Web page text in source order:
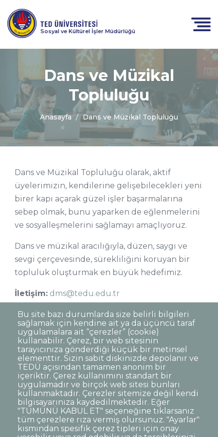
Sosyal ve Kültürel İşler Müdürlüğü
Dans ve Müzikal
Topluluğu
Anasayfa Dans ve Müzikal Topluluğu
Dans ve Müzikal Topluluğu olarak, aktif
üyelerimizin, kendilerine gelişebilecekleri yeni
birer kapı açarak güzel işler başarmalarına
sebep olmak, bunu yaparken de eğlenmelerini
ve sosyalleşmelerini sağlamayı amaçlıyoruz.
Dans ve müzikal aracılığıyla, düzen, saygı ve
sevgi çerçevesinde, sürekliliğini koruyan bir
topluluk oluşturmak en büyük hedefimiz.
İletişim: dms@tedu.edu.tr
Instagram:tedudmt
Bu site bazı durumlarda size belirli bilgileri
sağlamak için kendine ait ya da üçüncü taraf
uygulamalara ait “çerezler” (cookie)
kullanabilir. Çerez, bir web sitesinin
tarayıcınıza gönderdiği küçük bir metinsel
elementtir. Sizin sabit diskinizde depolanır ve
TEDÜ açısından tamamen anonim bir
içeriktir. Çerez kullanımını standart bir
uygulamadır ve birçok web sitesi bunları
kullanmaktadır. Çerezler sitemize değil kendi
bilgisayarınıza kaydedilmektedir. Eğer
"TÜMÜNÜ KABUL ET" seçeneğine tıklarsanız
tüm çerezlere rıza vermiş olursunuz. "Ayarlar"
kısmından spesifik çerez tipleri için onay
Dipnot
Sıkça Sorulan Sorular
Kişisel Verilerin Korunması
Gizlilik Politikası
Sorumluluk Reddi
Açık Rıza
Kurumsal Kimlik
© TED Üniversitesi. Ziya Gökalp Caddesi No:48 06420, Kolej